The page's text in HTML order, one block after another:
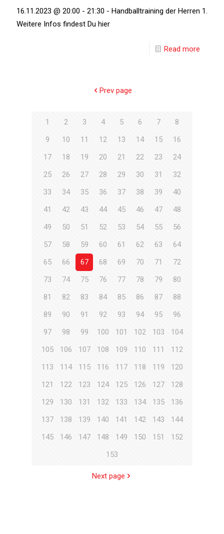
16.11.2023 @ 20:00 - 21:30 - Handballtraining der Herren 1.
Weitere Infos findest Du hier
Read more
Prev page
1 2 3 4 5 6 7
8
9
10 11 12 13 14 15
16
17
18 19 20 21 22 23
24
25
26 27 28 29 30 31
32
33
34 35 36 37 38 39
40
41
42 43 44 45 46 47
48
49
50 51 52 53 54 55
56
57
58 59 60 61 62 63
64
65
66 67 68 69 70 71
72
73
74 75 76 77 78 79
80
81
82 83 84 85 86 87
88
89
90 91 92 93 94 95
96
97
98 99 100 101 102 103
104
105
106 107 108 109 110 111
112
113
114 115 116 117 118 119
120
121
122 123 124 125 126 127
128
129
130 131 132 133 134 135
136
137
138 139 140 141 142 143
144
145
146 147 148 149 150 151
152
153
Next page